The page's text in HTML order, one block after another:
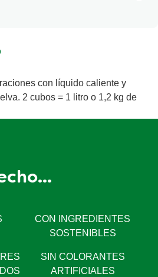
1038mg
con líquido caliente y
2 cubos = 1 litro o 1,2 kg de
CON INGREDIENTES
SOSTENIBLES
SIN COLORANTES
ARTIFICIALES